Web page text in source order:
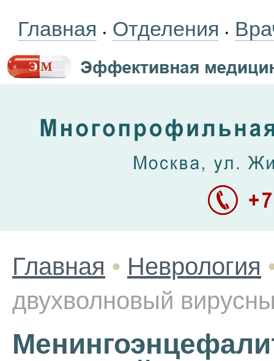
Главная • Отделения •
Главная • Неврология
двухволновый